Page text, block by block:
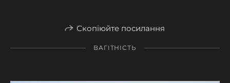
Скопіюйте посилання
ВАГІТНІСТЬ